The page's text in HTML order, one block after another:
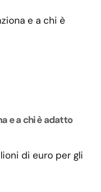
e a chi è adatto